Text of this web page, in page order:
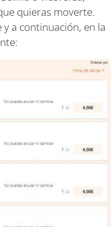
quieras moverte.
a continuación, en la